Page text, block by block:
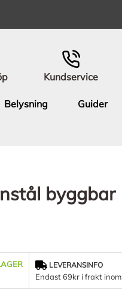
Kundservice
Belysning
Guider
byggbar
LEVERANSINFO
Endast 69kr i frakt